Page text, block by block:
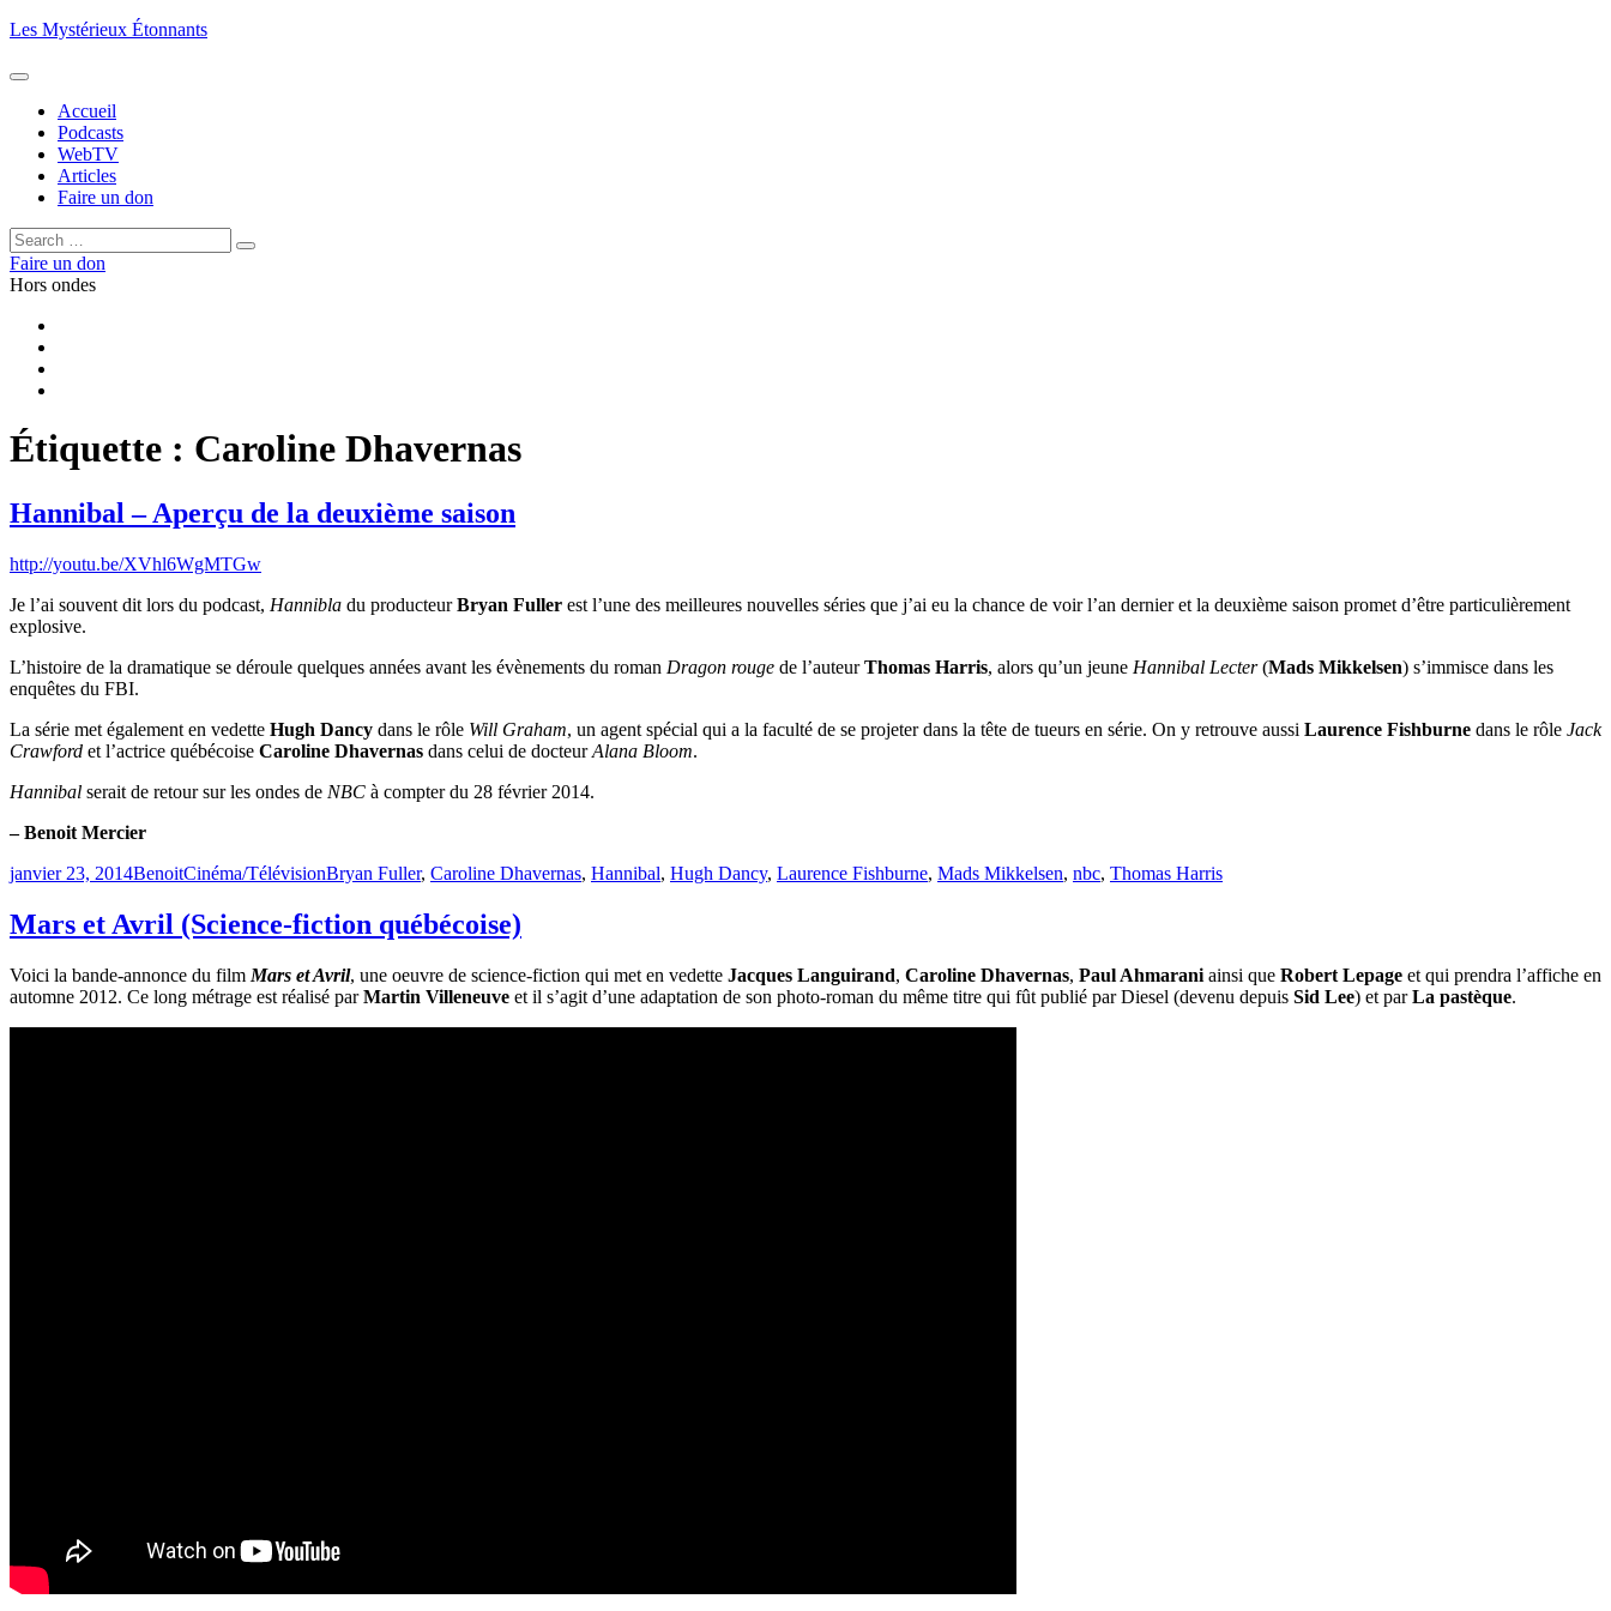
Aller
contenu
Les Mystérieux Étonnants
Accueil
Podcasts
WebTV
Articles
Faire un don
Rechercher :
Rechercher
Faire un don
Hors ondes
Étiquette : Caroline Dhavernas
Hannibal – Aperçu de la deuxième saison
http://youtu.be/XVhl6WgMTGw
Je l’ai souvent dit lors du podcast, Hannibla du producteurBryan Fuller est l’une des meilleures nouvelles séries que j’ai eu la chance de voir l’an dernier et la deuxième saison promet d’être particulièrement
explosive.
L’histoire de la dramatique se déroule quelques années avant les évènements du roman Dragon rouge de l’auteurThomas Harris, alors qu’un jeune Hannibal Lecter(Mads Mikkelsen) s’immisce dans les
enquêtes du FBI.
La série met également en vedette Hugh Dancy dans le rôle Will Graham, un agent spécial qui a la faculté de se projeter dans la tête de tueurs en série. On y retrouve aussi Laurence Fishburne dans le rôle Jack
Crawford et l’actrice québécoise Caroline Dhavernas dans celui de docteurAlana Bloom.
Hannibal serait de retour sur les ondes de NBC à compter du 28 février 2014.
– Benoit Mercier
Publié
janvier 23, 2014BenoitCatégories
Cinéma/TélévisionÉtiquettes
Bryan Fuller, Caroline Dhavernas, Hannibal, Hugh Dancy, Laurence Fishburne, Mads Mikkelsen, nbc, Thomas Harris
Mars et Avril (Science-fiction québécoise)
Voici la bande-annonce du film Mars et Avril, une oeuvre de science-fiction qui met en vedette Jacques Languirand, Caroline Dhavernas, Paul Ahmarani ainsi que Robert Lepage et qui prendra l’affiche en
automne 2012. Ce long métrage est réalisé parMartin Villeneuve et il s’agit d’une adaptation de son photo-roman du même titre qui fût publié par Diesel (devenu depuis Sid Lee) et parLa pastèque.